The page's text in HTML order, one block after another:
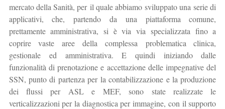
mercato della Sanità, per il quale abbiamo sviluppato una serie di
applicativi, che, partendo da una piattaforma comune,
prettamente amministrativa, si è via via specializzata fino a
coprire vaste aree della complessa problematica clinica,
gestionale ed amministrativa. E quindi iniziando dalle
funzionalità di prenotazione e accettazione delle impegnative del
SSN, punto di partenza per la contabilizzazione e la produzione
dei flussi per ASL e MEF, sono state realizzate le
verticalizzazioni per la diagnostica per immagine, con il supporto